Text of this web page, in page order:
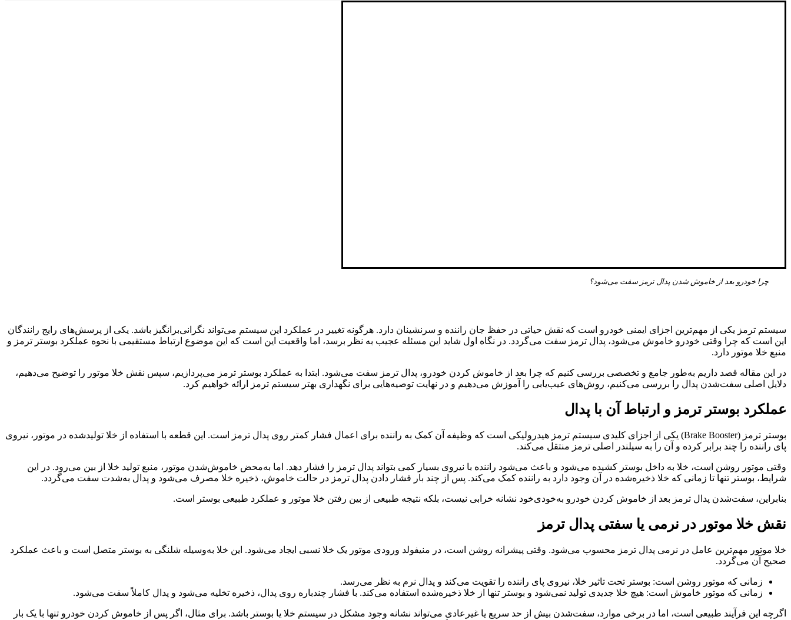
چرا خودرو بعد از خاموش شدن پدال ترمز سفت می‌شود؟
سیستم ترمز یکی از مهم‌ترین اجزای ایمنی خودرو است که نقش حیاتی در حفظ جان راننده و سرنشینان دارد. هرگونه تغییر در عملکرد این سیستم می‌تواند نگرانی‌برانگیز باشد. یکی از پرسش‌های رایج رانندگان
این است که چرا وقتی خودرو خاموش می‌شود، پدال ترمز سفت می‌گردد. در نگاه اول شاید این مسئله عجیب به نظر برسد، اما واقعیت این است که این موضوع ارتباط مستقیمی با نحوه عملکرد بوستر ترمز و
منبع خلا موتور دارد.
در این مقاله قصد داریم به‌طور جامع و تخصصی بررسی کنیم که چرا بعد از خاموش کردن خودرو، پدال ترمز سفت می‌شود. ابتدا به عملکرد بوستر ترمز می‌پردازیم، سپس نقش خلا موتور را توضیح می‌دهیم،
دلایل اصلی سفت‌شدن پدال را بررسی می‌کنیم، روش‌های عیب‌یابی را آموزش می‌دهیم و در نهایت توصیه‌هایی برای نگهداری بهتر سیستم ترمز ارائه خواهیم کرد.
عملکرد بوستر ترمز و ارتباط آن با پدال
بوستر ترمز (Brake Booster) یکی از اجزای کلیدی سیستم ترمز هیدرولیکی است که وظیفه آن کمک به راننده برای اعمال فشار کمتر روی پدال ترمز است. این قطعه با استفاده از خلا تولیدشده در موتور، نیروی
پای راننده را چند برابر کرده و آن را به سیلندر اصلی ترمز منتقل می‌کند.
وقتی موتور روشن است، خلا به داخل بوستر کشیده می‌شود و باعث می‌شود راننده با نیروی بسیار کمی بتواند پدال ترمز را فشار دهد. اما به‌محض خاموش‌شدن موتور، منبع تولید خلا از بین می‌رود. در این
شرایط، بوستر تنها تا زمانی که خلا ذخیره‌شده در آن وجود دارد به راننده کمک می‌کند. پس از چند بار فشار دادن پدال ترمز در حالت خاموش، ذخیره خلا مصرف می‌شود و پدال به‌شدت سفت می‌گردد.
بنابراین، سفت‌شدن پدال ترمز بعد از خاموش کردن خودرو به‌خودی‌خود نشانه خرابی نیست، بلکه نتیجه طبیعی از بین رفتن خلا موتور و عملکرد طبیعی بوستر است.
نقش خلا موتور در نرمی یا سفتی پدال ترمز
خلا موتور مهم‌ترین عامل در نرمی پدال ترمز محسوب می‌شود. وقتی پیشرانه روشن است، در منیفولد ورودی موتور یک خلا نسبی ایجاد می‌شود. این خلا به‌وسیله شلنگی به بوستر متصل است و باعث عملکرد
صحیح آن می‌گردد.
زمانی که موتور روشن است: بوستر تحت تاثیر خلا، نیروی پای راننده را تقویت می‌کند و پدال نرم به نظر می‌رسد.
زمانی که موتور خاموش است: هیچ خلا جدیدی تولید نمی‌شود و بوستر تنها از خلا ذخیره‌شده استفاده می‌کند. با فشار چندباره روی پدال، ذخیره تخلیه می‌شود و پدال کاملاً سفت می‌شود.
اگرچه این فرآیند طبیعی است، اما در برخی موارد، سفت‌شدن بیش از حد سریع یا غیرعادی می‌تواند نشانه وجود مشکل در سیستم خلا یا بوستر باشد. برای مثال، اگر پس از خاموش کردن خودرو تنها با یک بار